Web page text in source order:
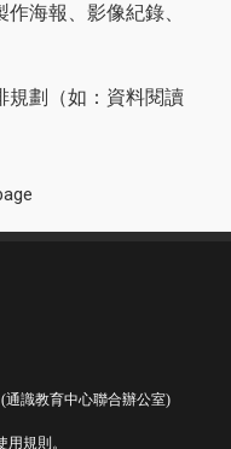
海報、影像紀錄、
劃（如：資料閱讀
通識教育中心聯合辦公室)
用規則 。